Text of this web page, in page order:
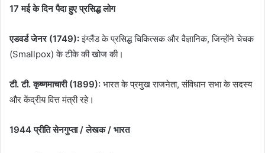
17 मई के दिन पैदा हुए प्रसिद्ध लोग
एडवर्ड जेनर (1749):इंग्लैंड के प्रसिद्ध चिकित्सक और वैज्ञानिक, जिन्होंने चेचक
(Smallpox) के टीके की खोज की।
टी. टी. कृष्णमाचारी (1899): भारत के प्रमुख राजनेता, संविधान सभा के सदस्य
और केंद्रीय वित्त मंत्री रहे।
1944 प्रीति सेनगुप्ता / लेखक / भारत